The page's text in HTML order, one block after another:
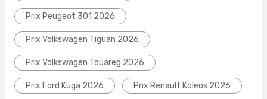
Prix Peugeot 301 2026
Prix Volkswagen Tiguan 2026
Prix Volkswagen Touareg 2026
Prix Ford Kuga 2026 Prix Renault Koleos 2026